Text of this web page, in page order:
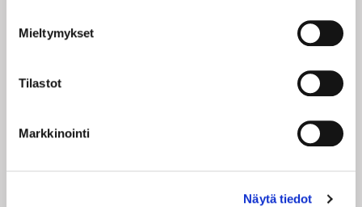
Mieltymykset
Tilastot
Markkinointi
Näytä tiedot
Salasana uudestaan:
OSOITETIEDOT
Osoite: